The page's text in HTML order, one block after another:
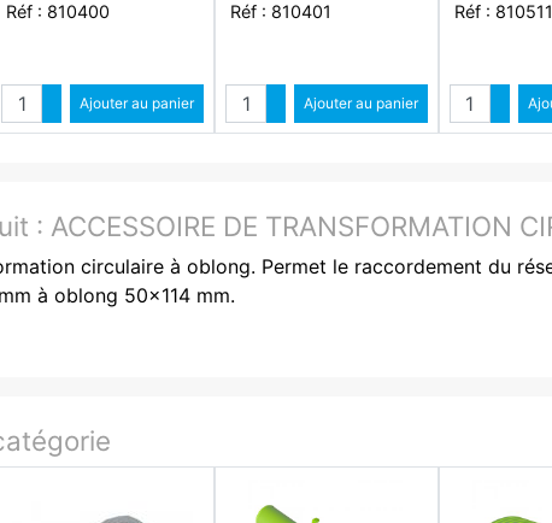
Réf : 810400
Quantité
Augmenter quantité
Diminuer quantité
Ajouter au panier
Réf : 810401
Quantité
Augmenter quantité
Diminuer quantité
Ajouter au panier
Réf : 810511
: ACCESSOIRE DE TRANSFORMATION
circulaire à oblong. Permet le raccordement du
à oblong 50x114 mm.